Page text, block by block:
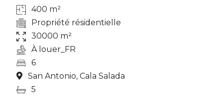
400 m²
Propriété résidentielle
30000 m²
À louer_FR
6
San Antonio, Cala Salada
5